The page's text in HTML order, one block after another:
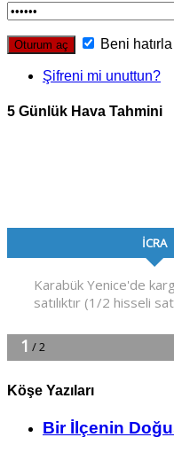
Beni hatırla
Şifreni mi unuttun?
5 Günlük Hava Tahmini
Köşe Yazıları
Bir İlçe­nin